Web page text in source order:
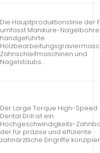
Die Hauptproduktionslinie der
umfasst Maniküre-
handgeführte
Zahnschleifmaschinen und
Nagelstaubs…
Der Large Torque High-Speed
Dental Drill ist ein
Hochgeschwindigkeits-
der für präzise und effiziente
zahnärztliche Eingriffe